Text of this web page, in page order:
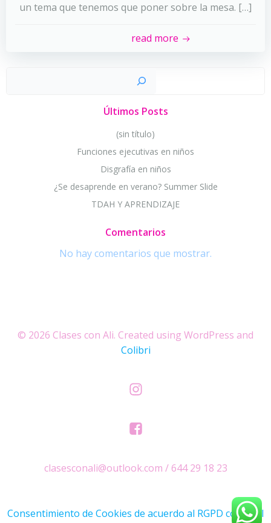
un tema que tenemos que poner sobre la mesa. […]
read more
Últimos Posts
(sin título)
Funciones ejecutivas en niños
Disgrafía en niños
¿Se desaprende en verano? Summer Slide
TDAH Y APRENDIZAJE
Comentarios
No hay comentarios que mostrar.
© 2026 Clases con Ali. Created using WordPress and
Colibri
clasesconali@outlook.com / 644 29 18 23
Consentimiento de Cookies de acuerdo al RGPD con Real